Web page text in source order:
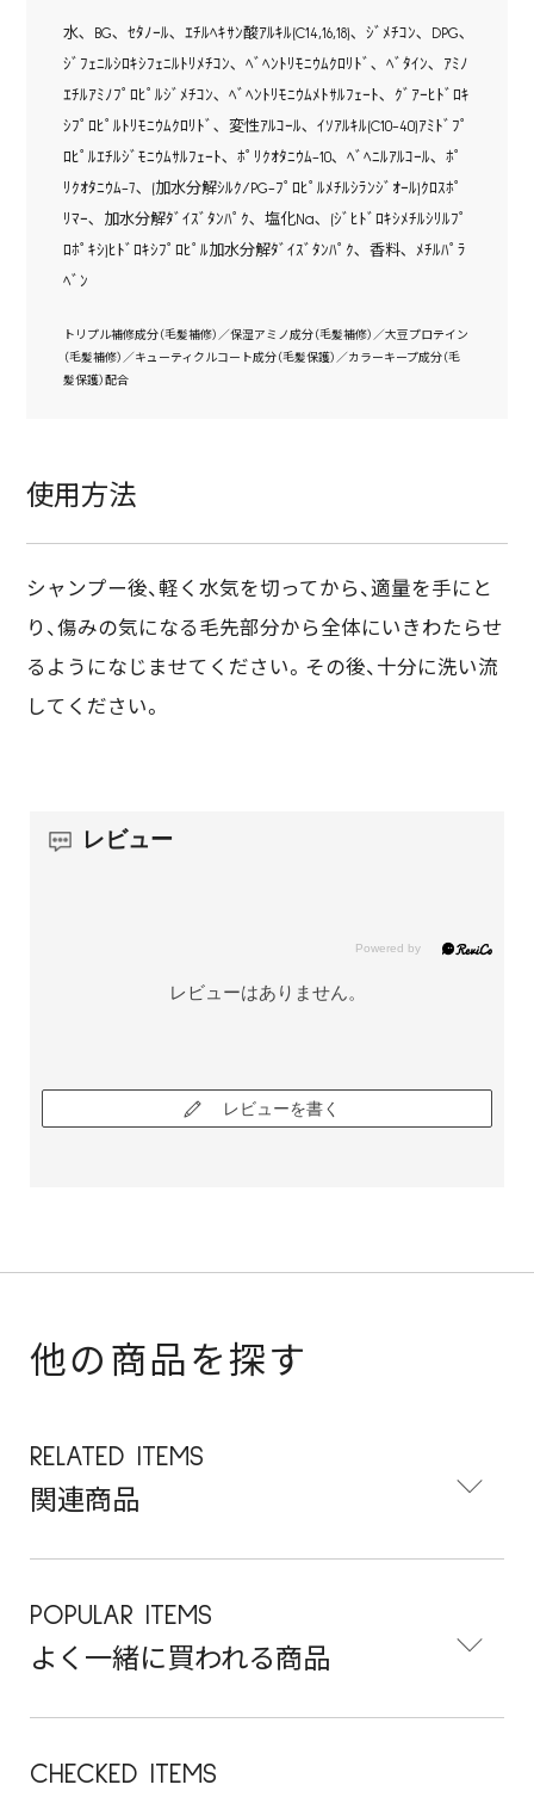
水､ BG､ ｾﾀﾉｰﾙ､ ｴﾁﾙﾍｷｻﾝ酸ｱﾙｷﾙ(C14,16,18)､ ｼﾞﾒﾁｺﾝ､ DPG､
ｼﾞﾌｪﾆﾙｼﾛｷｼﾌｪﾆﾙﾄﾘﾒﾁｺﾝ､ ﾍﾞﾍﾝﾄﾘﾓﾆｳﾑｸﾛﾘﾄﾞ､ ﾍﾞﾀｲﾝ､ ｱﾐﾉ
ｴﾁﾙｱﾐﾉﾌﾟﾛﾋﾟﾙｼﾞﾒﾁｺﾝ､ ﾍﾞﾍﾝﾄﾘﾓﾆｳﾑﾒﾄｻﾙﾌｪｰﾄ､ ｸﾞｱｰﾋﾄﾞﾛｷ
ｼﾌﾟﾛﾋﾟﾙﾄﾘﾓﾆｳﾑｸﾛﾘﾄﾞ､ 変性ｱﾙｺｰﾙ､ ｲｿｱﾙｷﾙ(C10-40)ｱﾐﾄﾞﾌﾟ
ﾛﾋﾟﾙｴﾁﾙｼﾞﾓﾆｳﾑｻﾙﾌｪｰﾄ､ ﾎﾟﾘｸｵﾀﾆｳﾑ-10､ ﾍﾞﾍﾆﾙｱﾙｺｰﾙ､ ﾎﾟ
ﾘｸｵﾀﾆｳﾑ-7､ (加水分解ｼﾙｸ/PG-ﾌﾟﾛﾋﾟﾙﾒﾁﾙｼﾗﾝｼﾞｵｰﾙ)ｸﾛｽﾎﾟ
ﾘﾏｰ､ 加水分解ﾀﾞｲｽﾞﾀﾝﾊﾟｸ､ 塩化Na､ (ｼﾞﾋﾄﾞﾛｷｼﾒﾁﾙｼﾘﾙﾌﾟ
ﾛﾎﾟｷｼ)ﾋﾄﾞﾛｷｼﾌﾟﾛﾋﾟﾙ加水分解ﾀﾞｲｽﾞﾀﾝﾊﾟｸ､ 香料､ ﾒﾁﾙﾊﾟﾗ
ﾍﾞﾝ
トリプル補修成分（毛髪補修）／保湿アミノ成分（毛髪補修）／大豆プロテイン
（毛髪補修）／キューティクルコート成分（毛髪保護）／カラーキープ成分（毛
髪保護）配合
使用方法
シャンプー後、軽く水気を切ってから、適量を手にと
り、傷みの気になる毛先部分から全体にいきわたらせ
るようになじませてください。その後、十分に洗い流
してください。
レビュー
レビューはありません。
レビューを書く
他の商品を探す
RELATED ITEMS
関連商品
POPULAR ITEMS
よく一緒に買われる商品
CHECKED ITEMS